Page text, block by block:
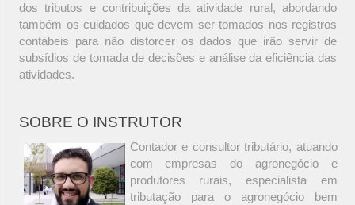
dos tributos e contribuições da atividade rural, abordando
também os cuidados que devem ser tomados nos registros
contábeis para não distorcer os dados que irão servir de
subsídios de tomada de decisões e análise da eficiência das
atividades.
SOBRE O INSTRUTOR
Contador e consultor tributário, atuando
com empresas do agronegócio e
produtores rurais, especialista em
tributação para o agronegócio bem